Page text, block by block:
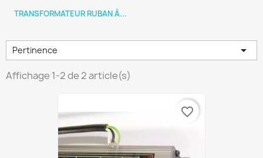
TRANSFORMATEUR RUBAN À...
Pertinence 
Affichage 1-2 de 2 article(s)
favorite_border